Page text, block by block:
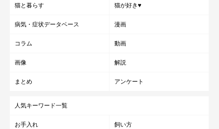
猫と暮らす 猫が好き♥
病気・症状データベース 漫画
コラム 動画
画像 解説
まとめ アンケート
人気キーワード一覧
お手入れ 飼い方